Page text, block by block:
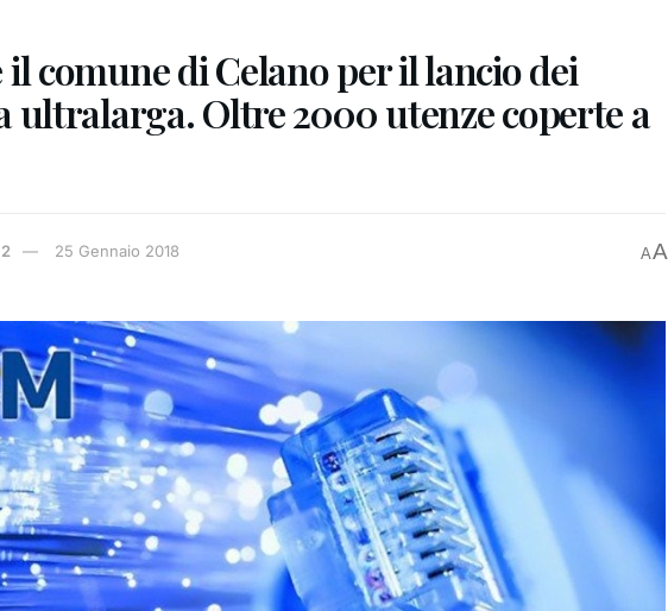
il comune di Celano per il lancio dei
ultralarga. Oltre 2000 utenze coperte a
25 Gennaio 2018 AA